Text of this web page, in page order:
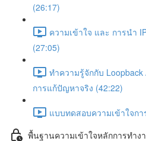
(26:17)
ความเข้าใจ และ การนำ
(27:05)
ทำความรู้จักกับ
การแก้ปัญหาจริง (42:22)
แบบทดสอบความเข้าใจก
พื้นฐานความเข้าใจหลักการทำง